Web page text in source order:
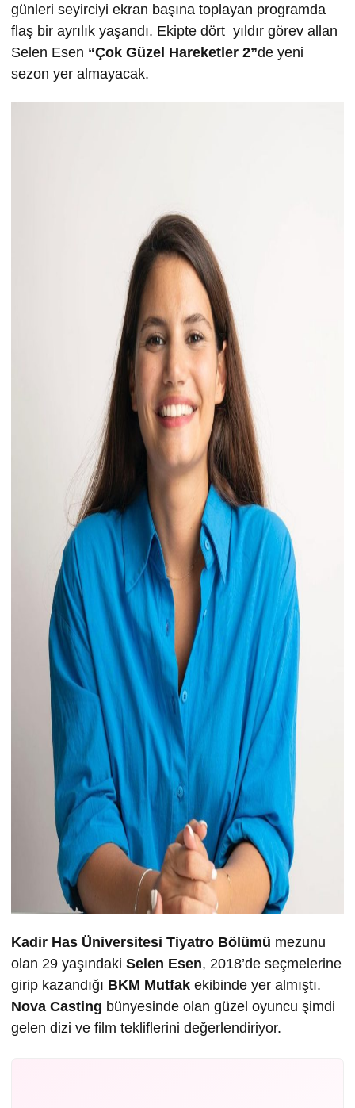
günleri seyirciyi ekran başına toplayan programda
flaş bir ayrılık yaşandı. Ekipte dört yıldır görev allan
Selen Esen “Çok Güzel Hareketler 2”de yeni
sezon yer almayacak.
Kadir Has Üniversitesi Tiyatro Bölümü mezunu
olan 29 yaşındaki Selen Esen, 2018’de seçmelerine
girip kazandığı BKM Mutfak ekibinde yer almıştı.
Nova Casting bünyesinde olan güzel oyuncu şimdi
gelen dizi ve film tekliflerini değerlendiriyor.